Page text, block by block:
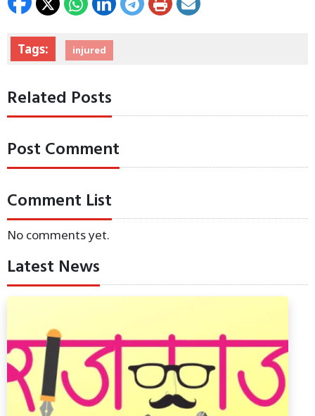
Tags: injured
Related Posts
Post Comment
Comment List
No comments yet.
Latest News